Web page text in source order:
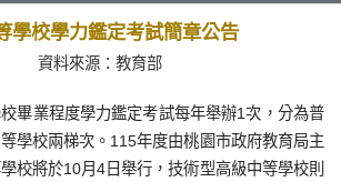
學校學力鑑定考試簡章公告
資料來源：教育部
畢業程度學力鑑定考試每年舉辦1次，分為普
學校兩梯次。115年度由桃園市政府教育局主
校將於10月4日舉行，技術型高級中等學校則